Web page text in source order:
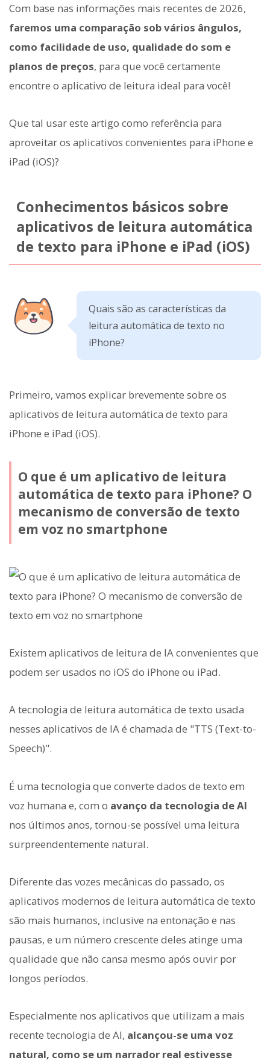
Com base nas informações mais recentes de 2026,
faremos uma comparação sob vários ângulos,
como facilidade de uso, qualidade do som e
planos de preços, para que você certamente
encontre o aplicativo de leitura ideal para você!
Que tal usar este artigo como referência para
aproveitar os aplicativos convenientes para iPhone e
iPad (iOS)?
Conhecimentos básicos sobre
aplicativos de leitura automática
de texto para iPhone e iPad (iOS)
Quais são as características da
leitura automática de texto no
iPhone?
Primeiro, vamos explicar brevemente sobre os
aplicativos de leitura automática de texto para
iPhone e iPad (iOS).
O que é um aplicativo de leitura
automática de texto para iPhone? O
mecanismo de conversão de texto
em voz no smartphone
Existem aplicativos de leitura de IA convenientes que
podem ser usados no iOS do iPhone ou iPad.
A tecnologia de leitura automática de texto usada
nesses aplicativos de IA é chamada de "TTS (Text-to-
Speech)".
É uma tecnologia que converte dados de texto em
voz humana e, com o avanço da tecnologia de AI
nos últimos anos, tornou-se possível uma leitura
surpreendentemente natural.
Diferente das vozes mecânicas do passado, os
aplicativos modernos de leitura automática de texto
são mais humanos, inclusive na entonação e nas
pausas, e um número crescente deles atinge uma
qualidade que não cansa mesmo após ouvir por
longos períodos.
Especialmente nos aplicativos que utilizam a mais
recente tecnologia de AI, alcançou-se uma voz
natural, como se um narrador real estivesse